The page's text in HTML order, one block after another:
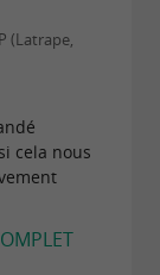
(Latrape,
cela nous